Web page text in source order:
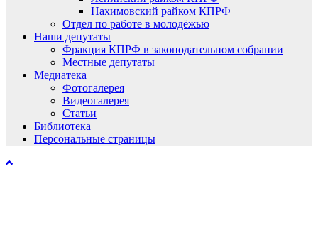
Нахимовский райком КПРФ
Отдел по работе в молодёжью
Наши депутаты
Фракция КПРФ в законодательном собрании
Местные депутаты
Медиатека
Фотогалерея
Видеогалерея
Статьи
Библиотека
Персональные страницы